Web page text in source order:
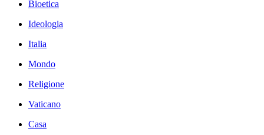
Bioetica
Ideologia
Italia
Mondo
Religione
Vaticano
Casa